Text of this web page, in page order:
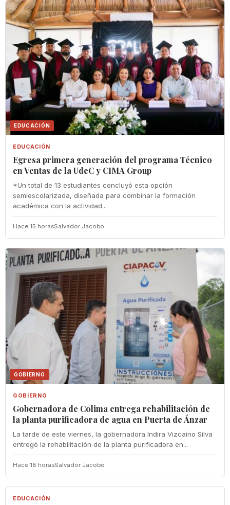
EDUCACIÓN
EDUCACIÓN
Egresa primera generación del programa Técnico
en Ventas de la UdeC y CIMA Group
*Un total de 13 estudiantes concluyó esta opción
semiescolarizada, diseñada para combinar la formación
académica con la actividad...
Hace 15 horasSalvador Jacobo
GOBIERNO
GOBIERNO
Gobernadora de Colima entrega rehabilitación de
la planta purificadora de agua en Puerta de Ánzar
La tarde de este viernes, la gobernadora Indira Vizcaíno Silva
entregó la rehabilitación de la planta purificadora en...
Hace 18 horasSalvador Jacobo
EDUCACIÓN
EDUCACIÓN